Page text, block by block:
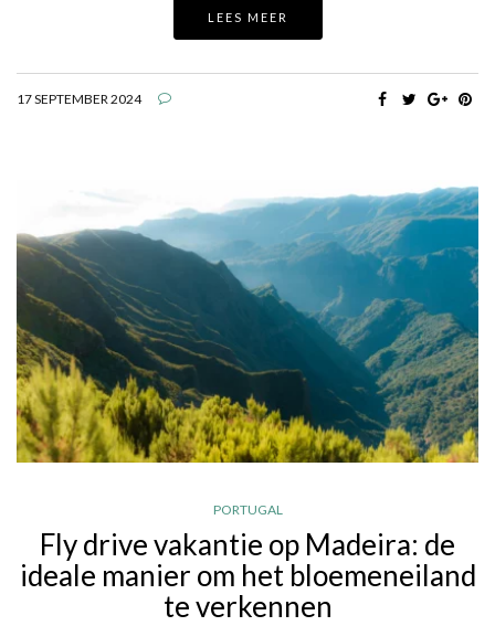
LEES MEER
17 SEPTEMBER 2024
PORTUGAL
Fly drive vakantie op Madeira: de
ideale manier om het bloemeneiland
te verkennen